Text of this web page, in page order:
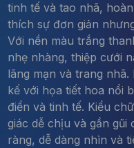
tinh tế và tao nhã,
thích sự đơn giản
Với nền màu trắng
nhẹ nhàng, thiệp cưới
lãng mạn và trang
kế với họa tiết hoa nổi
điển và tinh tế. Kiểu
giác dễ chịu và gần
ràng, dễ dàng nhìn và